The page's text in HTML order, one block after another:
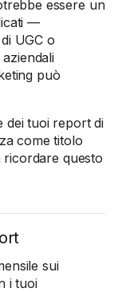
essere un
—
UGC o
può
dei tuoi report di
come titolo
ricordare questo
sui
i tuoi